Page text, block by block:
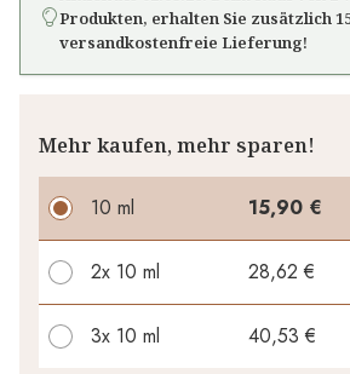
Produkten, erhalten Sie zusätzlich
versandkostenfreie Lieferung!
Mehr kaufen, mehr sparen!
10 ml 15,90 €
2x 10 ml 28,62 €
3x 10 ml 40,53 €